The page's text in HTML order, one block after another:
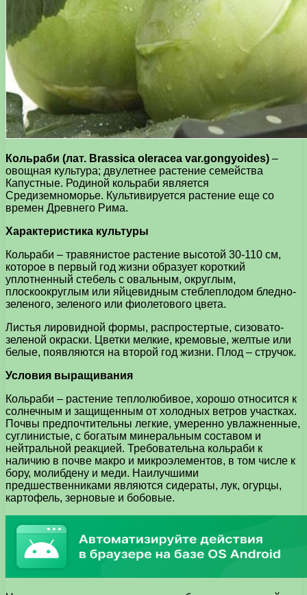
Кольраби (лат. Brassica oleracea var.gongyoides) –
овощная культура; двулетнее растение семейства
Капустные. Родиной кольраби является
Средиземноморье. Культивируется растение еще со
времен Древнего Рима.
Характеристика культуры
Кольраби – травянистое растение высотой 30-110 см,
которое в первый год жизни образует короткий
уплотненный стебель с овальным, округлым,
плоскоокруглым или яйцевидным стеблеплодом бледно-
зеленого, зеленого или фиолетового цвета.
Листья лировидной формы, распростертые, сизовато-
зеленой окраски. Цветки мелкие, кремовые, желтые или
белые, появляются на второй год жизни. Плод – стручок.
Условия выращивания
Кольраби – растение теплолюбивое, хорошо относится к
солнечным и защищенным от холодных ветров участках.
Почвы предпочтительны легкие, умеренно увлажненные,
суглинистые, с богатым минеральным составом и
нейтральной реакцией. Требовательна кольраби к
наличию в почве макро и микроэлементов, в том числе к
бору, молибдену и меди. Наилучшими
предшественниками являются сидераты, лук, огурцы,
картофель, зерновые и бобовые.